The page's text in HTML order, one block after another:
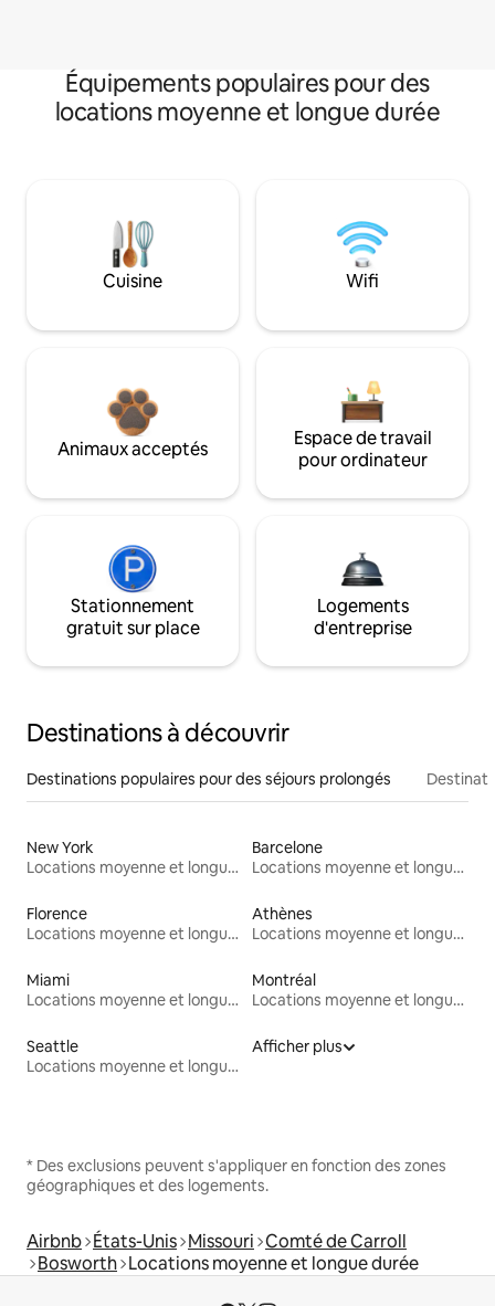
Équipements populaires pour des
locations moyenne et longue durée
Cuisine Wifi
Animaux acceptés
Espace de travail
pour ordinateur
Stationnement
gratuit sur place
Logements
d'entreprise
Destinations à découvrir
Destinations populaires pour des séjours prolongés
New York
Locations moyenne et longue durée
Barcelone
Locations moyenne et longue durée
Florence
Locations moyenne et longue durée
Athènes
Locations moyenne et longue durée
Miami
Locations moyenne et longue durée
Montréal
Locations moyenne et longue durée
Seattle
Locations moyenne et longue durée
Afficher plus
* Des exclusions peuvent s'appliquer en fonction des zones
géographiques et des logements.
Airbnb États-Unis Missouri Comté de Carroll
Bosworth Locations moyenne et longue durée